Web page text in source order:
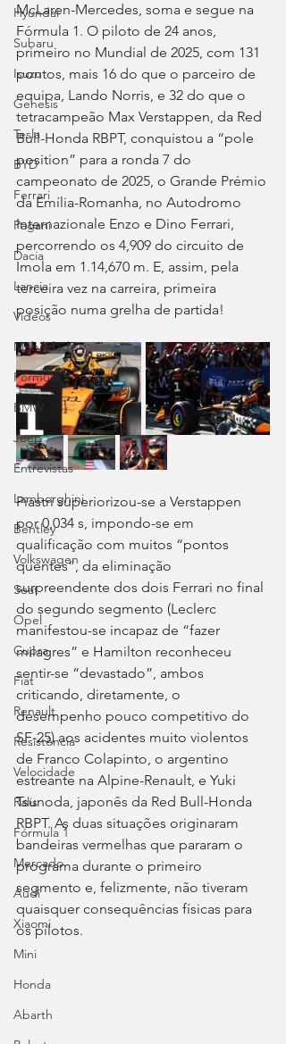
Hyundai
Subaru
Isuzu
Genesis
Tesla
BYD
Ferrari
Pagani
Dacia
Lancia
Videos
Mobilidade
Fórmula E
BMW
Jeep
Entrevistas
Lamborghini
Bentley
Volkswagen
Seat
Opel
Cupra
Fiat
Renault
Resistência
Velocidade
Ralis
Fórmula 1
Mercado
Audi
Xiaomi
Mini
Honda
Abarth
McLaren-Mercedes, soma e segue na
Fórmula 1. O piloto de 24 anos,
primeiro no Mundial de 2025, com 131
pontos, mais 16 do que o parceiro de
equipa, Lando Norris, e 32 do que o
tetracampeão Max Verstappen, da Red
Bull-Honda RBPT, conquistou a “pole
position” para a ronda 7 do
campeonato de 2025, o Grande Prémio
da Emília-Romanha, no Autodromo
Internazionale Enzo e Dino Ferrari,
percorrendo os 4,909 do circuito de
Imola em 1.14,670 m. E, assim, pela
terceira vez na carreira, primeira
posição numa grelha de partida!
Piastri superiorizou-se a Verstappen
por 0,034 s, impondo-se em
qualificação com muitos “pontos
quentes”, da eliminação
surpreendente dos dois Ferrari no final
do segundo segmento (Leclerc
manifestou-se incapaz de “fazer
milagres” e Hamilton reconheceu
sentir-se “devastado”, ambos
criticando, diretamente, o
desempenho pouco competitivo do
SF-25) aos acidentes muito violentos
de Franco Colapinto, o argentino
estreante na Alpine-Renault, e Yuki
Tsunoda, japonês da Red Bull-Honda
RBPT. As duas situações originaram
bandeiras vermelhas que pararam o
programa durante o primeiro
segmento e, felizmente, não tiveram
quaisquer consequências físicas para
os pilotos.